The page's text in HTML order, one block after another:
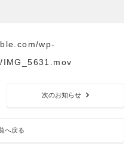
wp-
へ戻る
次のお知らせ